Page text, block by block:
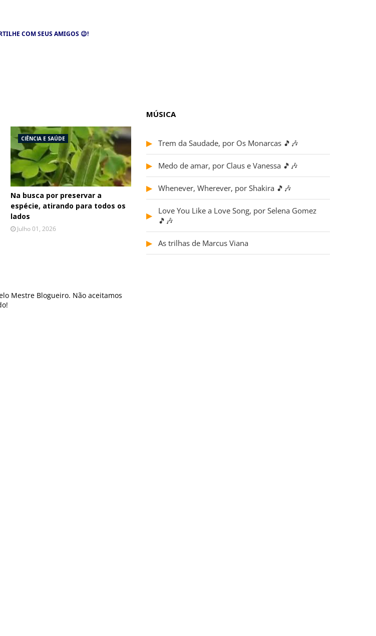
COM SEUS AMIGOS 😉!
CIÊNCIA E SAÚDE
Na busca por preservar a
espécie, atirando para todos os
lados
Julho 01, 2026
Mestre Blogueiro. Não aceitamos
MÚSICA
▶ Trem da Saudade, por Os Monarcas 🎵🎶
▶ Medo de amar, por Claus e Vanessa 🎵🎶
▶ Whenever, Wherever, por Shakira 🎵🎶
▶
Love You Like a Love Song, por Selena Gomez
🎵🎶
▶ As trilhas de Marcus Viana